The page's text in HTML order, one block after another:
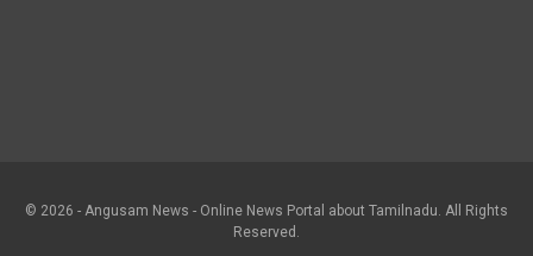
© 2026 - Angusam News - Online News Portal about Tamilnadu. All Rights
Reserved.